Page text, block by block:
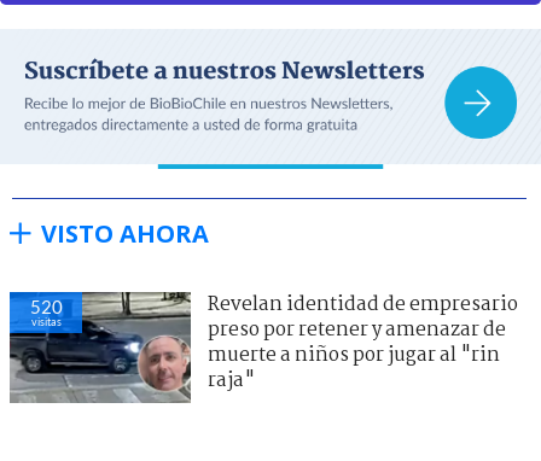
VISTO AHORA
520
visitas
Revelan identidad de empresario
preso por retener y amenazar de
muerte a niños por jugar al "rin
raja"